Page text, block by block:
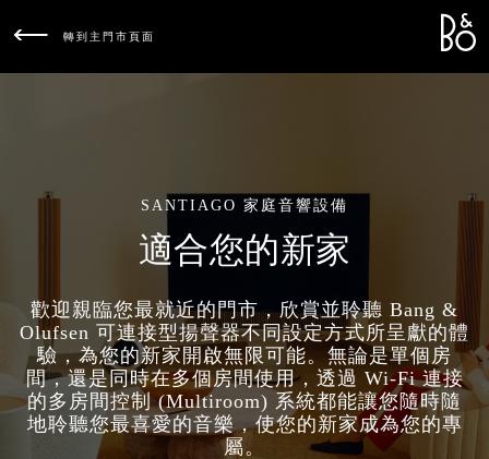
轉到主門市頁面
SANTIAGO 家庭音響設備
適合您的新家
歡迎親臨您最就近的門市，欣賞並聆聽 Bang &
Olufsen 可連接型揚聲器不同設定方式所呈獻的體
驗，為您的新家開啟無限可能。無論是單個房
間，還是同時在多個房間使用，透過 Wi-Fi 連接
的多房間控制 (Multiroom) 系統都能讓您隨時隨
地聆聽您最喜愛的音樂，使您的新家成為您的專
屬。